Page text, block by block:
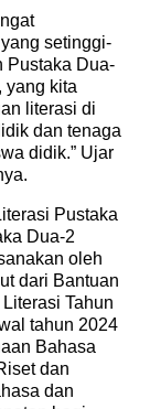
setinggi-
Pustaka Dua-
yang kita
literasi di
dan tenaga
didik.” Ujar
Pustaka
Dua-2
oleh
dari Bantuan
Tahun
tahun 2024
Bahasa
dan
dan